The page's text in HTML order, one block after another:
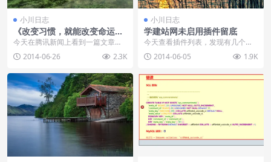
小川日志
《改变习惯，就能改变命运》
读感！
今天在腾讯新闻上看到一篇文章写
的很好，很赞同法师的观点，这里
载录并发布下自己的感...
2014-06-26 2.3K
小川日志
学建站网未启用插件留底
今天查看插件列表，发现有几个插
件并没有启用但是却提示升级。这
些插件都是之前因为之...
2014-06-05 1.9K